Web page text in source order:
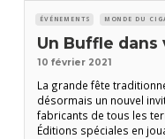
ÉVÉNEMENTS MONDE DU
Un Buffle
10 février 2021
La grande fête
désormais un nouvel
fabricants de tous les
Éditions spéciales en